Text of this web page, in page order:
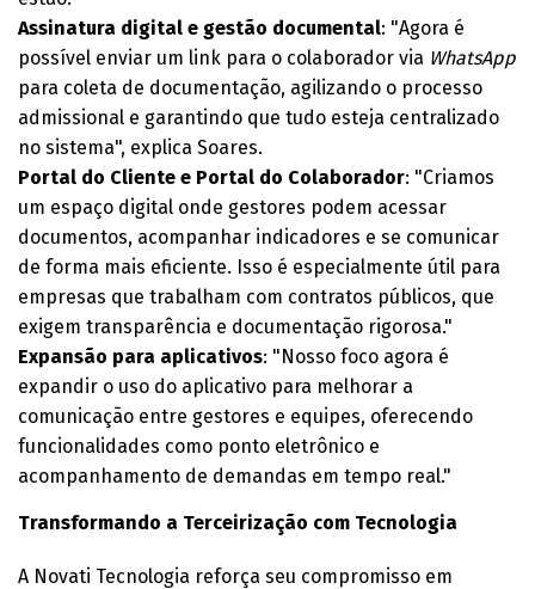
Assinatura digital e gestão documental: "Agora é
possível enviar um link para o colaborador via WhatsApp
para coleta de documentação, agilizando o processo
admissional e garantindo que tudo esteja centralizado
no sistema", explica Soares.
Portal do Cliente e Portal do Colaborador: "Criamos
um espaço digital onde gestores podem acessar
documentos, acompanhar indicadores e se comunicar
de forma mais eficiente. Isso é especialmente útil para
empresas que trabalham com contratos públicos, que
exigem transparência e documentação rigorosa."
Expansão para aplicativos: "Nosso foco agora é
expandir o uso do aplicativo para melhorar a
comunicação entre gestores e equipes, oferecendo
funcionalidades como ponto eletrônico e
acompanhamento de demandas em tempo real."
Transformando a Terceirização com Tecnologia
A Novati Tecnologia reforça seu compromisso em